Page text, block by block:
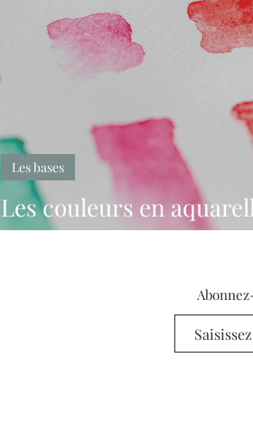
Les couleurs en
les choisir ?
Les bases